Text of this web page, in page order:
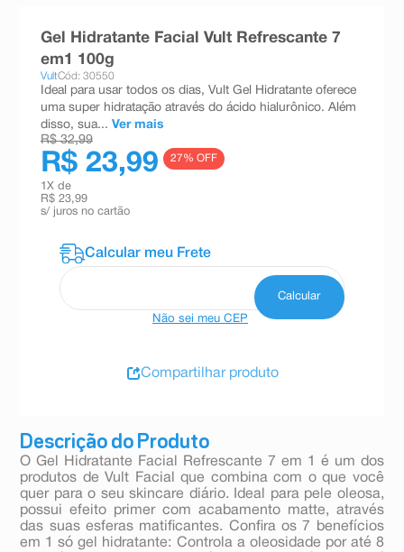
Descrição do Produto
O Gel Hidratante Facial Refrescante 7 em 1 é um dos
produtos de Vult Facial que combina com o que você
quer para o seu skincare diário. Ideal para pele oleosa,
possui efeito primer com acabamento matte, através
das suas esferas matificantes. Confira os 7 benefícios
em 1 só gel hidratante: Controla a oleosidade por até 8
Gel Hidratante Facial Vult Refrescante 7
em1 100g
VultCód: 30550
Ideal para usar todos os dias, Vult Gel Hidratante oferece
uma super hidratação através do ácido hialurônico. Além
disso, sua... Ver mais
R$ 32,99
R$ 23,99 27% OFF
1 X de
R$ 23,99
s/ juros no cartão
Não sei meu CEP
Compartilhar produto
esmalte
ºabsorvente